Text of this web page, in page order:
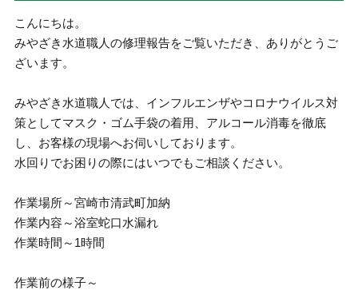
こんにちは。
みやざき水道職人の修理報告をご覧いただき、ありがとうご
ざいます。
みやざき水道職人では、インフルエンザやコロナウイルス対
策としてマスク・ゴム手袋の着用、アルコール消毒を徹底
し、お客様の現場へお伺いしております。
水回りでお困りの際にはいつでもご相談ください。
作業場所～宮崎市清武町加納
作業内容～浴室蛇口水漏れ
作業時間～1時間
作業前の様子～